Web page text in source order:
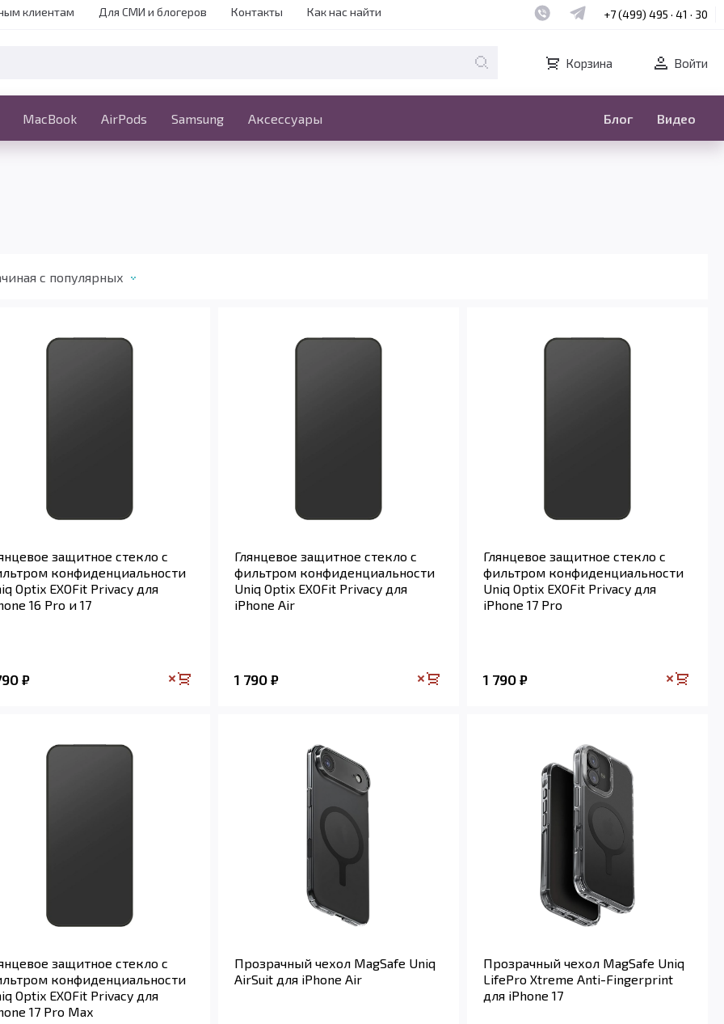
клиентам Для СМИ и блогеров Контакты Как нас найти Наш whatsapp
Наш telegram
+7 (499) 495 · 41 · 30
Корзина Войти
MacBook AirPods Samsung Аксессуары Блог Видео
iPhone MacBook Ещё
c популярных
защитное стекло с
конфиденциальности
Optix EXOFit Privacy для
16 Pro и 17
₽
Глянцевое защитное стекло с
фильтром конфиденциальности
Uniq Optix EXOFit Privacy для
iPhone Air
1 790 ₽
Глянцевое защитное стекло с
фильтром конфиденциальности
Uniq Optix EXOFit Privacy для
iPhone 17 Pro
1 790 ₽
защитное стекло с
конфиденциальности
Optix EXOFit Privacy для
17 Pro Max
Прозрачный чехол MagSafe Uniq
AirSuit для iPhone Air
Прозрачный чехол MagSafe Uniq
LifePro Xtreme Anti-Fingerprint
для iPhone 17